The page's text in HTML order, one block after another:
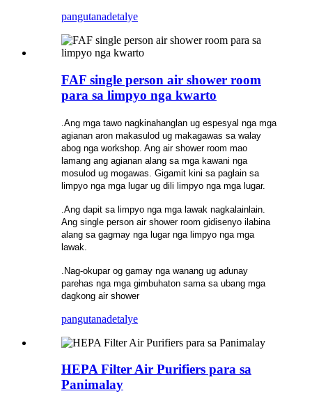
pangutanadetalye
FAF single person air shower room
para sa limpyo nga kwarto
.Ang mga tawo nagkinahanglan ug espesyal nga mga
agianan aron makasulod ug makagawas sa walay
abog nga workshop. Ang air shower room mao
lamang ang agianan alang sa mga kawani nga
mosulod ug mogawas. Gigamit kini sa paglain sa
limpyo nga mga lugar ug dili limpyo nga mga lugar.
.Ang dapit sa limpyo nga mga lawak nagkalainlain.
Ang single person air shower room gidisenyo ilabina
alang sa gagmay nga lugar nga limpyo nga mga
lawak.
.Nag-okupar og gamay nga wanang ug adunay
parehas nga mga gimbuhaton sama sa ubang mga
dagkong air shower
pangutanadetalye
HEPA Filter Air Purifiers para sa
Panimalay